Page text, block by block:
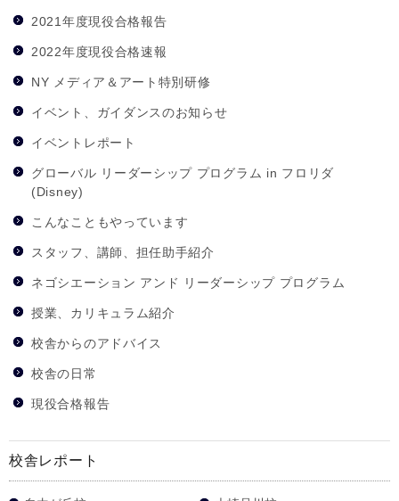
2021年度現役合格報告
2022年度現役合格速報
NY メディア＆アート特別研修
イベント、ガイダンスのお知らせ
イベントレポート
グローバル リーダーシップ プログラム in フロリダ
(Disney)
こんなこともやっています
スタッフ、講師、担任助手紹介
ネゴシエーション アンド リーダーシップ プログラム
授業、カリキュラム紹介
校舎からのアドバイス
校舎の日常
現役合格報告
校舎レポート